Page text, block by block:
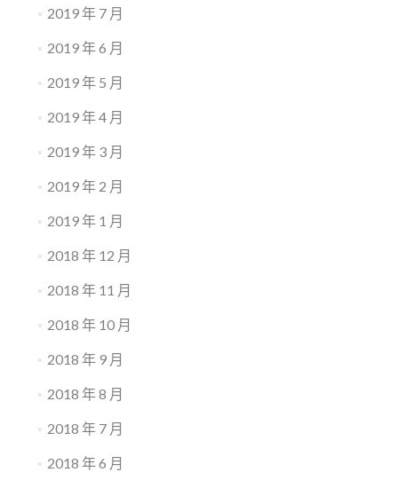
2019 年 7 月
2019 年 6 月
2019 年 5 月
2019 年 4 月
2019 年 3 月
2019 年 2 月
2019 年 1 月
2018 年 12 月
2018 年 11 月
2018 年 10 月
2018 年 9 月
2018 年 8 月
2018 年 7 月
2018 年 6 月